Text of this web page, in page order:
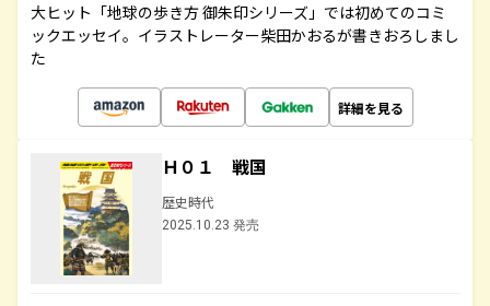
大ヒット「地球の歩き方 御朱印シリーズ」では初めてのコミ
ックエッセイ。イラストレーター柴田かおるが書きおろしまし
た
詳細を見る
Ｈ０１ 戦国
歴史時代
2025.10.23 発売